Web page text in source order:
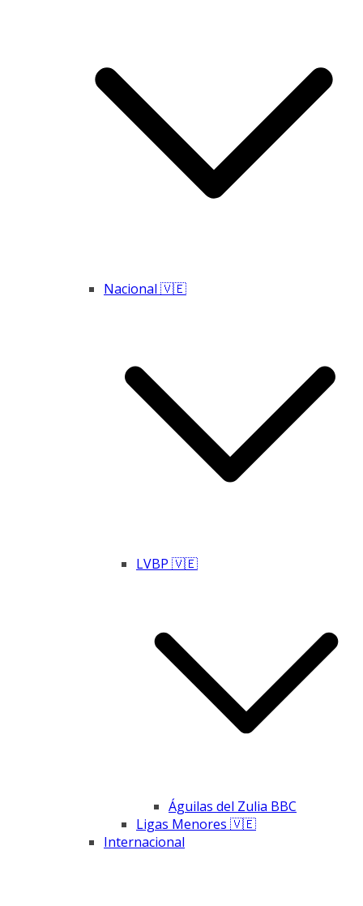
Nacional 🇻🇪
LVBP 🇻🇪
Águilas del Zulia BBC
Ligas Menores 🇻🇪
Internacional